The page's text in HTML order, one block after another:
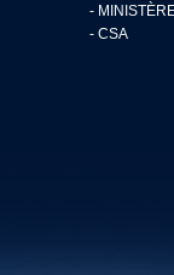
-
- CSA